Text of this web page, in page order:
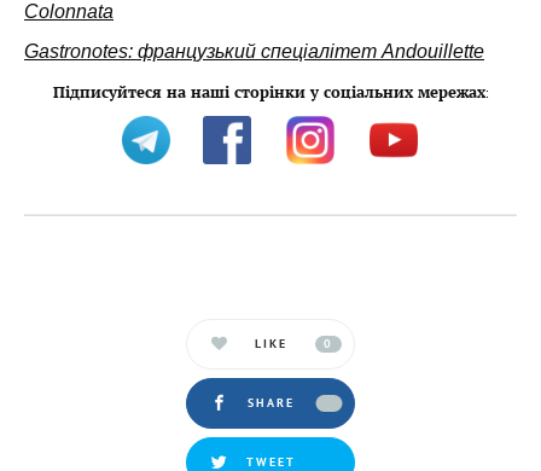
Colonnata
Gastronotes: французький спеціалітет Andouillette
Підписуйтеся на наші сторінки у соціальних мережах:
LIKE 0
SHARE
TWEET